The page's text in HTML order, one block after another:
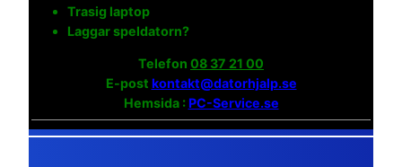
Trasig laptop
Laggar speldatorn?
Telefon 08 37 21 00
E-post kontakt@datorhjalp.se
Hemsida :PC-Service.se